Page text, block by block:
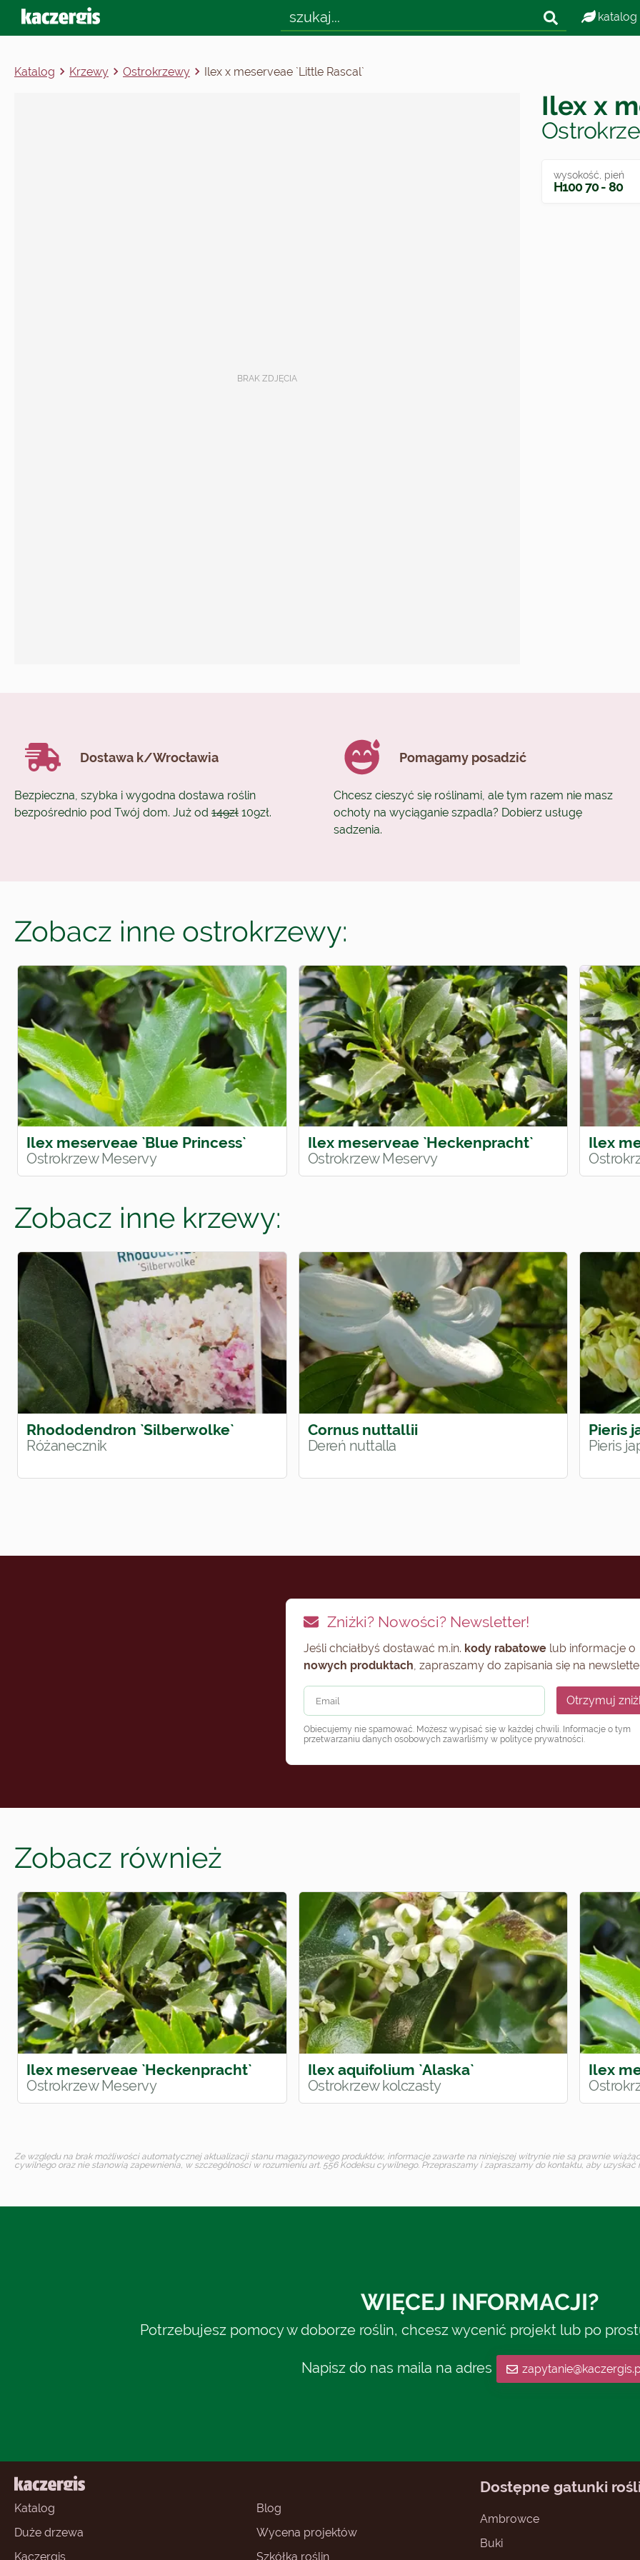
katalog
Katalog Krzewy Ostrokrzewy Ilex x meserveae `Little Rascal`
Ilex x
wysokość, pień
H100 70 - 80
Dostawa k/Wrocławia
Bezpieczna, szybka i wygodna dostawa roślin
bezpośrednio pod Twój dom. Już od 149zł 109zł.
Pomagamy posadzić
Chcesz cieszyć się roślinami, ale tym razem nie masz
ochoty na wyciąganie szpadla? Dobierz usługę
sadzenia.
Zobacz inne ostrokrzewy:
Ilex meserveae `Blue Princess`
Ostrokrzew Meservy
Ilex meserveae `Heckenpracht`
Ostrokrzew Meservy
Ilex
Zobacz inne krzewy:
Rhododendron `Silberwolke`
Różanecznik
Cornus nuttallii
Dereń nuttalla
Pieris
Pieris
Zniżki? Nowości? Newsletter!
Jeśli chciałbyś dostawać m.in. kody rabatowelub informacje o
nowych produktach, zapraszamy do zapisania się na
Otrzymuj
Obiecujemy nie spamować. Możesz wypisać się w każdej chwili. Informacje o tym
przetwarzaniu danych osobowych zawarliśmy w polityce prywatności.
Zobacz również
Ilex meserveae `Heckenpracht`
Ostrokrzew Meservy
Ilex aquifolium `Alaska`
Ostrokrzew kolczasty
Ilex
Ze względu na brak możliwości automatycznej aktualizacji stanu magazynowego produktów, informacje zawarte na niniejszej witrynie nie są prawnie
cywilnego oraz nie stanowią zapewnienia, w szczególności w rozumieniu art. 556 Kodeksu cywilnego. Przepraszamy i zapraszamy do kontaktu, aby
WIĘCEJ INFORMACJI?
Potrzebujesz pomocy w doborze roślin, chcesz wycenić projekt lub po
Napisz do nas maila na adres
Katalog
Blog
Duże drzewa
Wycena projektów
Kaczergis
Szkółka roślin
Dostępne gatunki
Ambrowce
Buki